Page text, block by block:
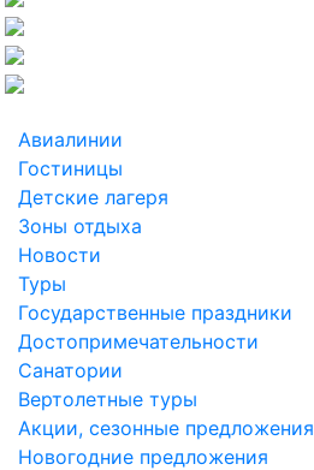
Авиалинии
Гостиницы
Детские лагеря
Зоны отдыха
Новости
Туры
Государственные праздники
Достопримечательности
Санатории
Вертолетные туры
Акции, сезонные предложения
Новогодние предложения